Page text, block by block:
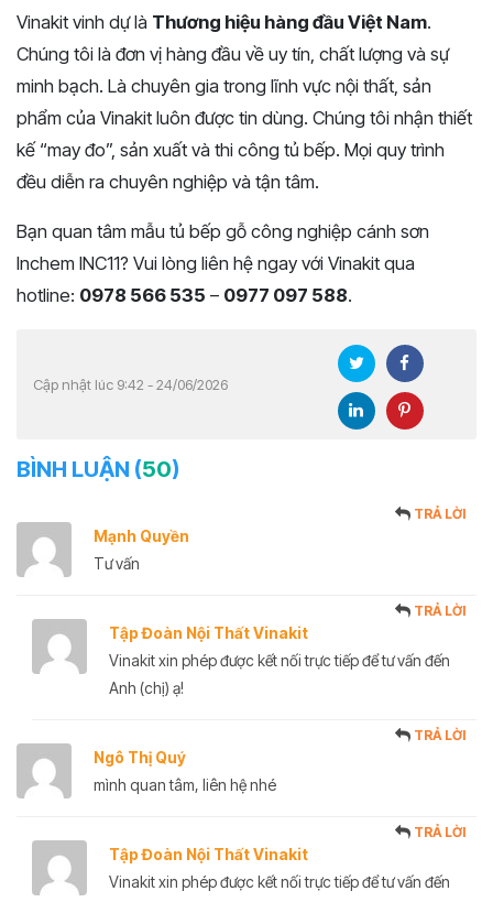
Vinakit vinh dự là Thương hiệu hàng đầu Việt Nam.
Chúng tôi là đơn vị hàng đầu về uy tín, chất lượng và sự
minh bạch. Là chuyên gia trong lĩnh vực nội thất, sản
phẩm của Vinakit luôn được tin dùng. Chúng tôi nhận thiết
kế “may đo”, sản xuất và thi công tủ bếp. Mọi quy trình
đều diễn ra chuyên nghiệp và tận tâm.
Bạn quan tâm mẫu tủ bếp gỗ công nghiệp cánh sơn
Inchem INC11? Vui lòng liên hệ ngay với Vinakit qua
hotline: 0978 566 535 – 0977 097 588.
Cập nhật lúc 9:42 - 24/06/2026
BÌNH LUẬN (50)
Mạnh Quyền
TRẢ LỜI
Tư vấn
Tập Đoàn Nội Thất Vinakit
TRẢ LỜI
Vinakit xin phép được kết nối trực tiếp để tư vấn đến
Anh (chị) ạ!
Ngô Thị Quý
TRẢ LỜI
mình quan tâm, liên hệ nhé
Tập Đoàn Nội Thất Vinakit
TRẢ LỜI
Vinakit xin phép được kết nối trực tiếp để tư vấn đến